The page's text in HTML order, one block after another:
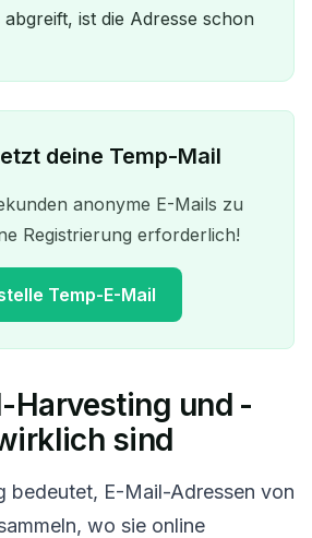
ist die Adresse schon
deine Temp-Mail
anonyme E-Mails zu
Registrierung erforderlich!
Temp-E-Mail
E-Mail-
Adresse:
Harvesting und -
sind
bedeutet, E-Mail-Adressen von
wo sie online